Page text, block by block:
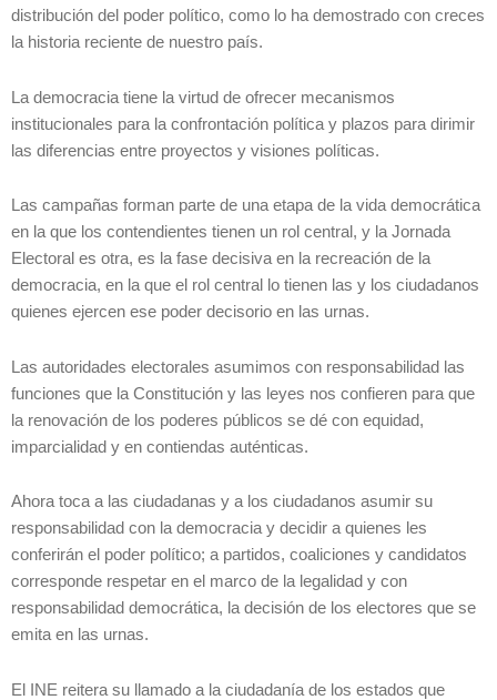
distribución del poder político, como lo ha demostrado con creces
la historia reciente de nuestro país.
La democracia tiene la virtud de ofrecer mecanismos
institucionales para la confrontación política y plazos para dirimir
las diferencias entre proyectos y visiones políticas.
Las campañas forman parte de una etapa de la vida democrática
en la que los contendientes tienen un rol central, y la Jornada
Electoral es otra, es la fase decisiva en la recreación de la
democracia, en la que el rol central lo tienen las y los ciudadanos
quienes ejercen ese poder decisorio en las urnas.
Las autoridades electorales asumimos con responsabilidad las
funciones que la Constitución y las leyes nos confieren para que
la renovación de los poderes públicos se dé con equidad,
imparcialidad y en contiendas auténticas.
Ahora toca a las ciudadanas y a los ciudadanos asumir su
responsabilidad con la democracia y decidir a quienes les
conferirán el poder político; a partidos, coaliciones y candidatos
corresponde respetar en el marco de la legalidad y con
responsabilidad democrática, la decisión de los electores que se
emita en las urnas.
El INE reitera su llamado a la ciudadanía de los estados que